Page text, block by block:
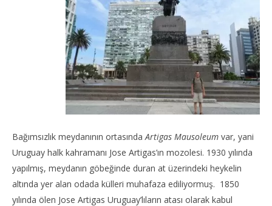
Bağımsızlık meydanının ortasındaArtigas Mausoleum var, yani
Uruguay halk kahramanı Jose Artigas’ın mozolesi. 1930 yılında
yapılmış, meydanın göbeğinde duran at üzerindeki heykelin
altında yer alan odada külleri muhafaza ediliyormuş. 1850
yılında ölen Jose Artigas Uruguay’lıların atası olarak kabul